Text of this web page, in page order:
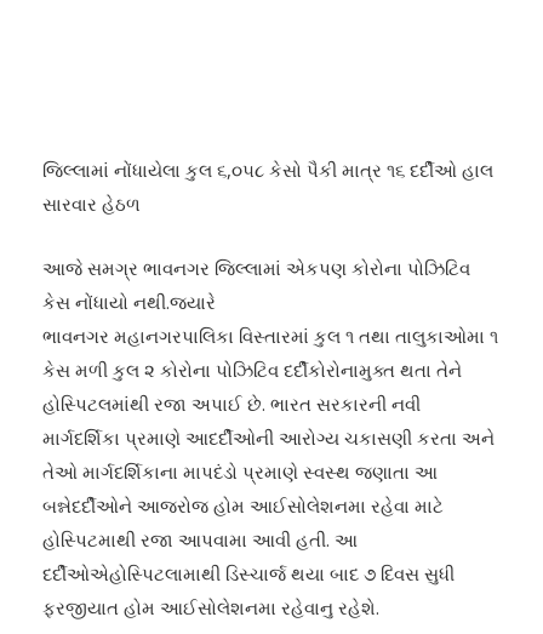
જિલ્લામાં નોંધાયેલા કુલ ૬,૦૫૮ કેસો પૈકી માત્ર ૧૬ દર્દીઓ હાલ
સારવાર હેઠળ
આજે સમગ્ર ભાવનગર જિલ્લામાં એકપણ કોરોના પોઝિટિવ
કેસ નોંધાયો નથી.જ્યારે
ભાવનગર મહાનગરપાલિકા વિસ્તારમાં કુલ ૧ તથા તાલુકાઓમા ૧
કેસ મળી કુલ ૨ કોરોના પોઝિટિવ દર્દીકોરોનામુક્ત થતા તેને
હોસ્પિટલમાંથી રજા અપાઈ છે. ભારત સરકારની નવી
માર્ગદર્શિકા પ્રમાણે આદર્દીઓની આરોગ્ય ચકાસણી કરતા અને
તેઓ માર્ગદર્શિકાના માપદંડો પ્રમાણે સ્વસ્થ જણાતા આ
બન્નેદર્દીઓને આજરોજ હોમ આઈસોલેશનમા રહેવા માટે
હોસ્પિટમાથી રજા આપવામા આવી હતી. આ
દર્દીઓએહોસ્પિટલામાથી ડિસ્ચાર્જ થયા બાદ ૭ દિવસ સુધી
ફરજીયાત હોમ આઈસોલેશનમા રહેવાનુ રહેશે.